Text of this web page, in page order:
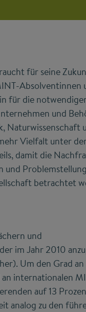
für seine
Absolventinnen
für die
und
Naturwissenschaft
Vielfalt unter
damit die
betrachtet
und
im Jahr 2010
Um den Grad an
internationalen
auf 13
analog zu den